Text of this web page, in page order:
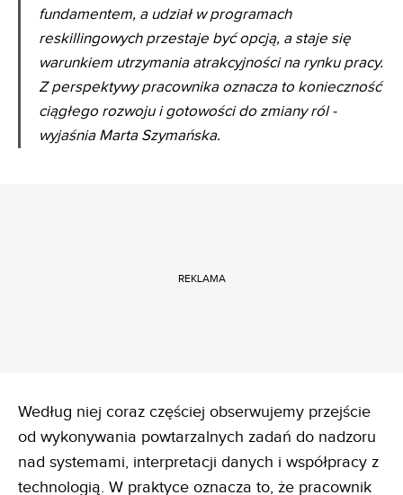
fundamentem, a udział w programach
reskillingowych przestaje być opcją, a staje się
warunkiem utrzymania atrakcyjności na rynku pracy.
Z perspektywy pracownika oznacza to konieczność
ciągłego rozwoju i gotowości do zmiany ról -
wyjaśnia Marta Szymańska.
REKLAMA
Według niej coraz częściej obserwujemy przejście
od wykonywania powtarzalnych zadań do nadzoru
nad systemami, interpretacji danych i współpracy z
technologią. W praktyce oznacza to, że pracownik